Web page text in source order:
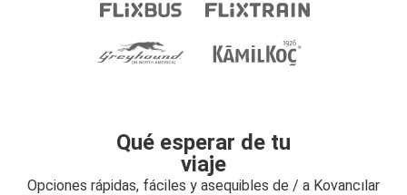
Qué esperar de tu
viaje
Opciones rápidas, fáciles y asequibles de / a Kovancılar